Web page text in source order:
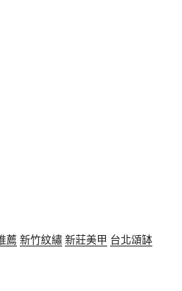
薦 新竹紋繡新莊美甲 台北頌缽